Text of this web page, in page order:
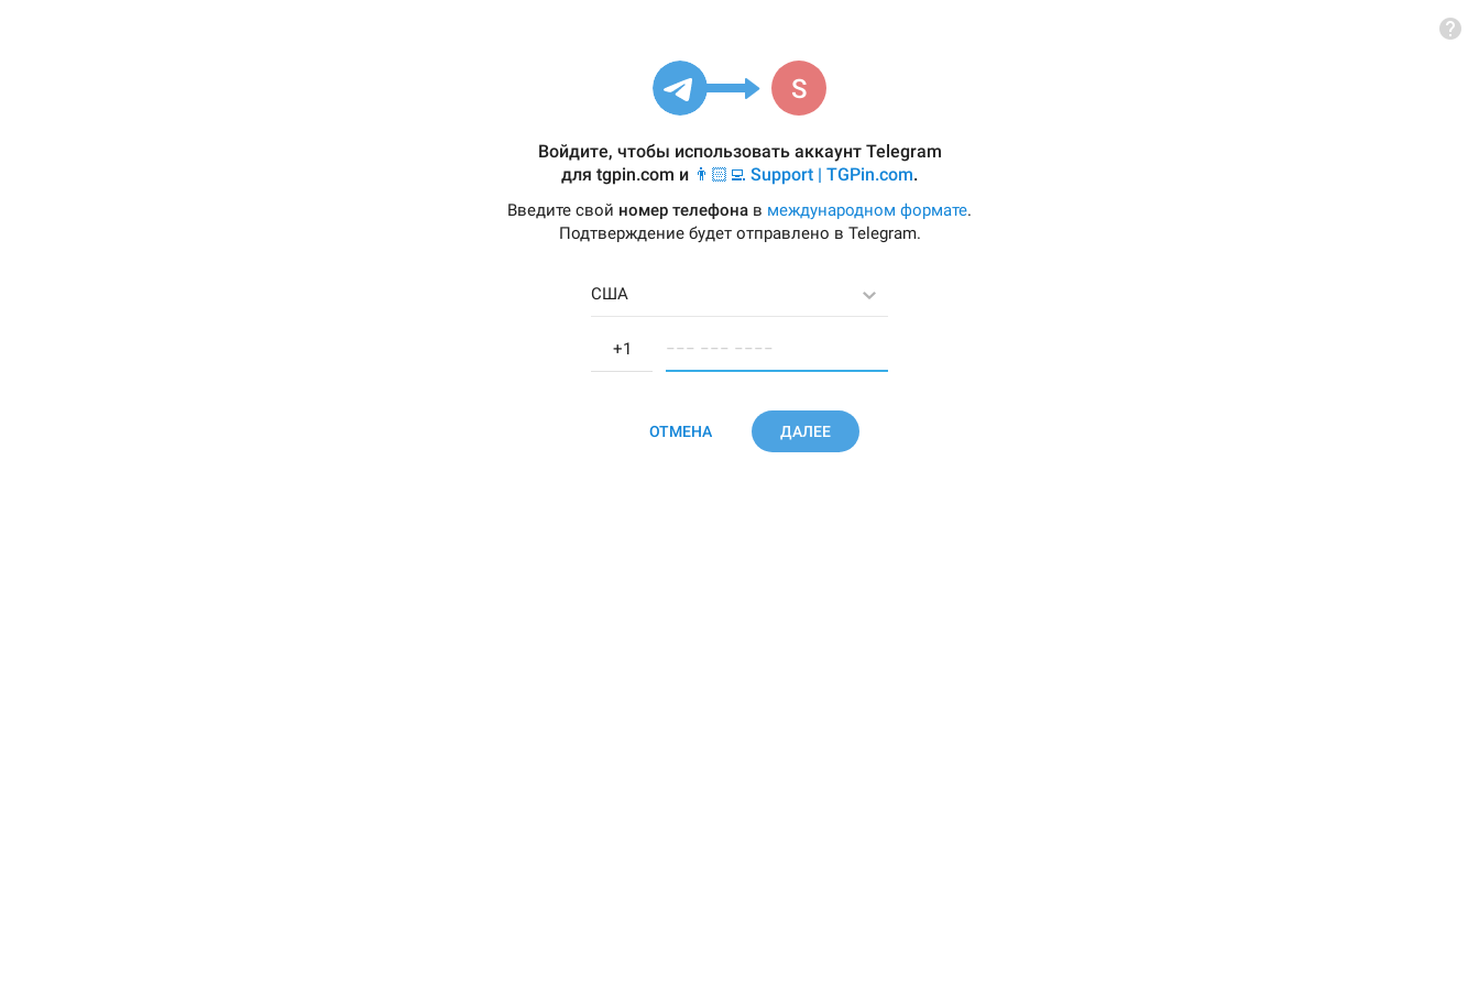
Войдите, чтобы использовать аккаунт Telegram
для tgpin.com и 👨🏻‍💻 Support | TGPin.com.
Введите свой номер телефона в международном формате.
Подтверждение будет отправлено в Telegram.
США
−−− −−− −−−−
ОТМЕНА ДАЛЕЕ